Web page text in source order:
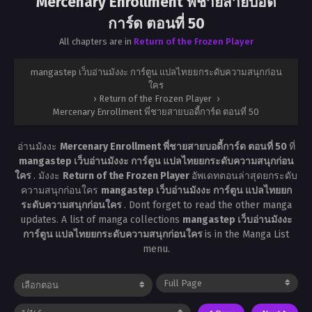
การ์ด ตอนที่ 50
All chapters are in Return of the Frozen Player
mangastep เว็บอ่านมังงะ การ์ตูน แปลไทยยกระดับความสนุกก่อน
ใคร
› Return of the Frozen Player ›
Mercenary Enrollment พี่ชายสายบอดี้การ์ด ตอนที่ 50
อ่านมังงะ Mercenary Enrollment พี่ชายสายบอดี้การ์ด ตอนที่ 50ที่
mangastep เว็บอ่านมังงะ การ์ตูน แปลไทยยกระดับความสนุกก่อน
ใคร . มังงะ Return of the Frozen Player อัพเดทตอนล่าสุดยกระดับ
ความสนุกก่อนใคร mangastep เว็บอ่านมังงะ การ์ตูน แปลไทยยก
ระดับความสนุกก่อนใคร . Dont forget to read the other manga
updates. A list of manga collections mangastep เว็บอ่านมังงะ
การ์ตูน แปลไทยยกระดับความสนุกก่อนใครis in the Manga List
menu.